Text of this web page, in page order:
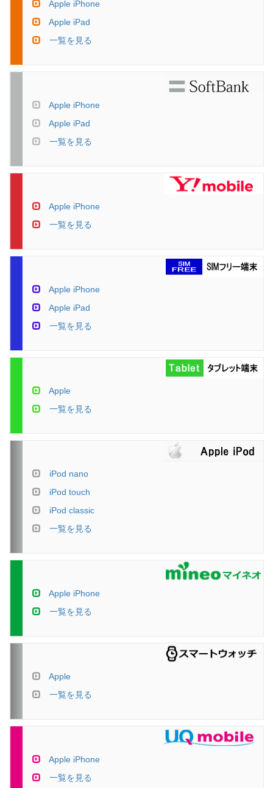
Apple iPhone
Apple iPad
一覧を見る
Apple iPhone
Apple iPad
一覧を見る
Apple iPhone
一覧を見る
Apple iPhone
Apple iPad
一覧を見る
Apple
一覧を見る
iPod nano
iPod touch
iPod classic
一覧を見る
Apple iPhone
一覧を見る
Apple
一覧を見る
Apple iPhone
一覧を見る